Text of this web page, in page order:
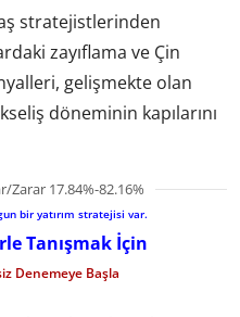
stratejistlerinden
zayıflama ve Çin
gelişmekte olan
döneminin kapılarını
17.84%-82.16%
bir yatırım stratejisi var.
Tanışmak İçin
Denemeye Başla